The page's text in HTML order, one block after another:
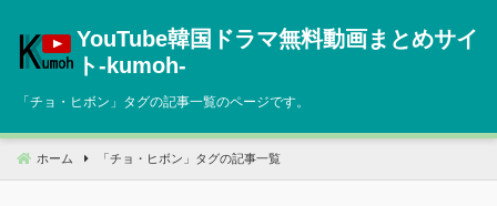
へ
動
YouTube韓国ドラマ無料動画まとめサイ
ト‐kumoh‐
「チョ・ヒボン 」タグの記事一覧のページです。
ホーム 「 チョ・ヒボン 」タグの記事一覧